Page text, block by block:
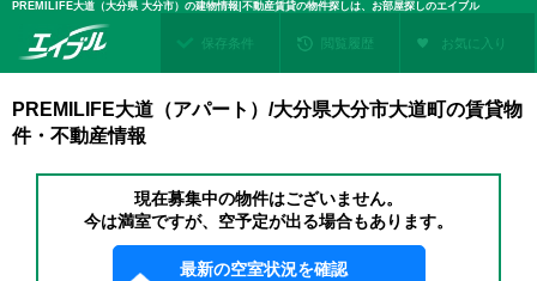
PREMILIFE大道（大分県 大分市）の建物情報|不動産賃貸の物件探しは、お部屋探しのエイブル
保存条件 閲覧履歴 お気に入り
PREMILIFE大道（アパート）/大分県大分市大道町の賃貸物
件・不動産情報
現在募集中の物件はございません。
今は満室ですが、空予定が出る場合もあります。
最新の空室状況を確認